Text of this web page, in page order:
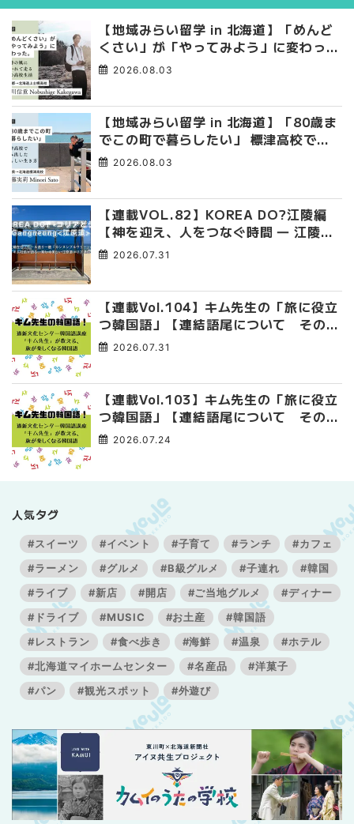
【地域みらい留学 in 北海道】「めんど
くさい」が「やってみよう」に変わっ
た。 十勝の風に吹かれて走る、僕の泥
2026.08.03
【地域みらい留学 in 北海道】「80歳ま
でこの町で暮らしたい」 標津高校で踏
み出した、私らしい生き方
2026.08.03
【連載VOL.82】KOREA DO?江陵編
【神を迎え、人をつなぐ時間 ― 江陵端
午祭 】
2026.07.31
【連載Vol.104】キム先生の「旅に役立
つ韓国語」【連結語尾について その
4】2026.07.31
【連載Vol.103】キム先生の「旅に役立
つ韓国語」【連結語尾について その
3】2026.07.24
人気タグ
#スイーツ #イベント #子育て #ランチ
#カフェ
#ラーメン
#グルメ #B級グルメ #子連れ
#韓国
#ライブ
#新店 #開店 #ご当地グルメ
#ディナー
#ドライブ
#MUSIC #お土産
#韓国語
#レストラン
#食べ歩き #海鮮 #温泉
#ホテル
#北海道マイホームセンター
#名産品
#洋菓子
#パン
#観光スポット #外遊び